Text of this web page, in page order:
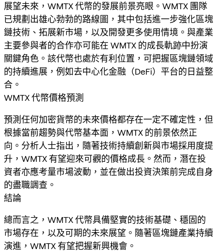
展望未來，WMTX 代幣的發展前景亮眼。WMTX 團隊
已規劃出雄心勃勃的路線圖，其中包括進一步強化區塊
鏈技術、拓展新市場，以及開發更多使用情境。與產業
主要參與者的合作亦可能在 WMTX 的成長軌跡中扮演
關鍵角色。該代幣也處於有利位置，可把握區塊鏈領域
的持續進展，例如去中心化金融（DeFi）平台的日益整
合。
WMTX 代幣價格預測
預測任何加密貨幣的未來價格都存在一定不確定性，但
根據當前趨勢與代幣基本面，WMTX 的前景依然正
向。分析人士指出，隨著技術持續創新與市場採用度提
升，WMTX 有望迎來可觀的價格成長。然而，潛在投
資者亦應考量市場波動，並在做出投資決策前完成自身
的盡職調查。
結論
總而言之，WMTX 代幣具備堅實的技術基礎、穩固的
市場存在，以及可期的未來展望。隨著區塊鏈產業持續
演進，WMTX 有望把握新興機會。